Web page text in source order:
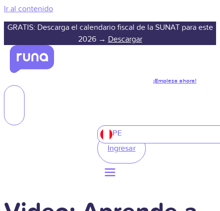
Ir al contenido
GRATIS: Descarga el calendario fiscal de la SUNAT para este
2026 → Descargar
¡Empieza ahora!
PE
Ingresar